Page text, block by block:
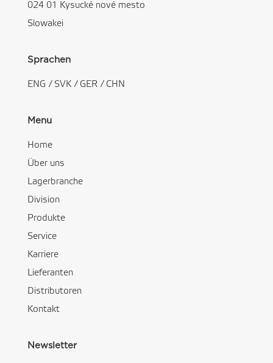
024 01 Kysucké nové mesto
Slowakei
Sprachen
ENG / SVK/ GER / CHN
Menu
Home
Über uns
Lagerbranche
Division
Produkte
Service
Karriere
Lieferanten
Distributoren
Kontakt
Newsletter